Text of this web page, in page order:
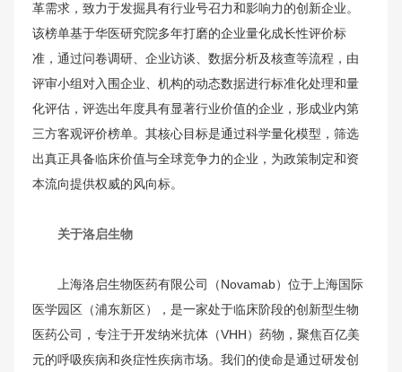
革需求，致力于发掘具有行业号召力和影响力的创新企业。
该榜单基于华医研究院多年打磨的企业量化成长性评价标
准，通过问卷调研、企业访谈、数据分析及核查等流程，由
评审小组对入围企业、机构的动态数据进行标准化处理和量
化评估，评选出年度具有显著行业价值的企业，形成业内第
三方客观评价榜单。其核心目标是通过科学量化模型，筛选
出真正具备临床价值与全球竞争力的企业，为政策制定和资
本流向提供权威的风向标。
关于洛启生物
上海洛启生物医药有限公司（Novamab）位于上海国际
医学园区（浦东新区），是一家处于临床阶段的创新型生物
医药公司，专注于开发纳米抗体（VHH）药物，聚焦百亿美
元的呼吸疾病和炎症性疾病市场。我们的使命是通过研发创